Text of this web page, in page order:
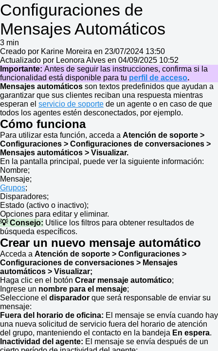
Configuraciones de
Mensajes Automáticos
3 min
Creado por Karine Moreira en 23/07/2024 13:50
Actualizado por Leonora Alves en 04/09/2025 10:52
Importante: Antes de seguir las instrucciones, confirma si la
funcionalidad está disponible para tu perfil de acceso.
Mensajes automáticos son textos predefinidos que ayudan a
garantizar que sus clientes reciban una respuesta mientras
esperan el servicio de soporte de un agente o en caso de que
todos los agentes estén desconectados, por ejemplo.
Cómo funciona
Para utilizar esta función, acceda a Atención de soporte >
Configuraciones > Configuraciones de conversaciones >
Mensajes automáticos > Visualizar.
En la pantalla principal, puede ver la siguiente información:
Nombre;
Mensaje;
Grupos;
Disparadores;
Estado (activo o inactivo);
Opciones para editar y eliminar.
💡 Consejo: Utilice los filtros para obtener resultados de
búsqueda específicos.
Crear un nuevo mensaje automático
Acceda a Atención de soporte > Configuraciones >
Configuraciones de conversaciones > Mensajes
automáticos > Visualizar;
Haga clic en el botón Crear mensaje automático;
Ingrese un nombre para el mensaje;
Seleccione el disparador que será responsable de enviar su
mensaje:
Fuera del horario de oficina: El mensaje se envía cuando hay
una nueva solicitud de servicio fuera del horario de atención
del grupo, manteniendo el contacto en la bandeja En espera.
Inactividad del agente: El mensaje se envía después de un